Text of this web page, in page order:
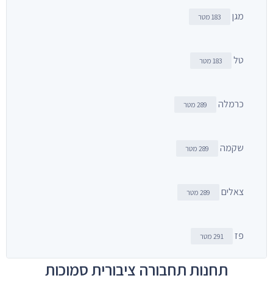
מגן 183 מטר
טל 183 מטר
כרמלה 289 מטר
שקמה 289 מטר
צאלים 289 מטר
פז 291 מטר
תחנות תחבורה ציבורית סמוכות